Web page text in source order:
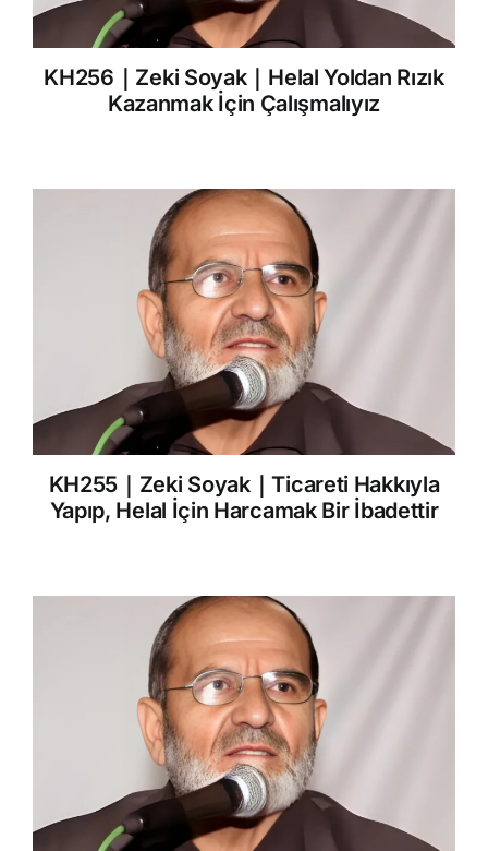
KH256｜Zeki Soyak｜Helal Yoldan Rızık
Kazanmak İçin Çalışmalıyız
KH255｜Zeki Soyak｜Ticareti Hakkıyla
Yapıp, Helal İçin Harcamak Bir İbadettir